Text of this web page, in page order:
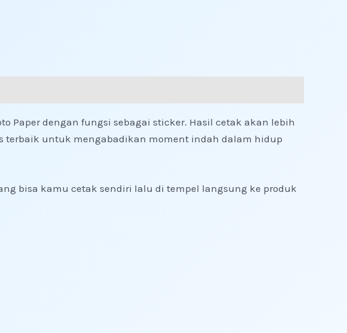
Paper dengan fungsi sebagai sticker. Hasil cetak akan lebih
untuk mengabadikan moment indah dalam hidup
bisa kamu cetak sendiri lalu di tempel langsung ke produk